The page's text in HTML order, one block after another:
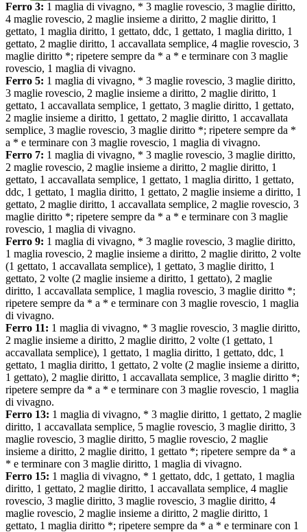
Ferro 3: 1 maglia di vivagno, * 3 maglie rovescio, 3 maglie diritto,
4 maglie rovescio, 2 maglie insieme a diritto, 2 maglie diritto, 1
gettato, 1 maglia diritto, 1 gettato, ddc, 1 gettato, 1 maglia diritto, 1
gettato, 2 maglie diritto, 1 accavallata semplice, 4 maglie rovescio, 3
maglie diritto *; ripetere sempre da * a * e terminare con 3 maglie
rovescio, 1 maglia di vivagno.
Ferro 5: 1 maglia di vivagno, * 3 maglie rovescio, 3 maglie diritto,
3 maglie rovescio, 2 maglie insieme a diritto, 2 maglie diritto, 1
gettato, 1 accavallata semplice, 1 gettato, 3 maglie diritto, 1 gettato,
2 maglie insieme a diritto, 1 gettato, 2 maglie diritto, 1 accavallata
semplice, 3 maglie rovescio, 3 maglie diritto *; ripetere sempre da *
a * e terminare con 3 maglie rovescio, 1 maglia di vivagno.
Ferro 7: 1 maglia di vivagno, * 3 maglie rovescio, 3 maglie diritto,
2 maglie rovescio, 2 maglie insieme a diritto, 2 maglie diritto, 1
gettato, 1 accavallata semplice, 1 gettato, 1 maglia diritto, 1 gettato,
ddc, 1 gettato, 1 maglia diritto, 1 gettato, 2 maglie insieme a diritto, 1
gettato, 2 maglie diritto, 1 accavallata semplice, 2 maglie rovescio, 3
maglie diritto *; ripetere sempre da * a * e terminare con 3 maglie
rovescio, 1 maglia di vivagno.
Ferro 9: 1 maglia di vivagno, * 3 maglie rovescio, 3 maglie diritto,
1 maglia rovescio, 2 maglie insieme a diritto, 2 maglie diritto, 2 volte
(1 gettato, 1 accavallata semplice), 1 gettato, 3 maglie diritto, 1
gettato, 2 volte (2 maglie insieme a diritto, 1 gettato), 2 maglie
diritto, 1 accavallata semplice, 1 maglia rovescio, 3 maglie diritto *;
ripetere sempre da * a * e terminare con 3 maglie rovescio, 1 maglia
di vivagno.
Ferro 11: 1 maglia di vivagno, * 3 maglie rovescio, 3 maglie diritto,
2 maglie insieme a diritto, 2 maglie diritto, 2 volte (1 gettato, 1
accavallata semplice), 1 gettato, 1 maglia diritto, 1 gettato, ddc, 1
gettato, 1 maglia diritto, 1 gettato, 2 volte (2 maglie insieme a diritto,
1 gettato), 2 maglie diritto, 1 accavallata semplice, 3 maglie diritto *;
ripetere sempre da * a * e terminare con 3 maglie rovescio, 1 maglia
di vivagno.
Ferro 13: 1 maglia di vivagno, * 3 maglie diritto, 1 gettato, 2 maglie
diritto, 1 accavallata semplice, 5 maglie rovescio, 3 maglie diritto, 3
maglie rovescio, 3 maglie diritto, 5 maglie rovescio, 2 maglie
insieme a diritto, 2 maglie diritto, 1 gettato *; ripetere sempre da * a
* e terminare con 3 maglie diritto, 1 maglia di vivagno.
Ferro 15: 1 maglia di vivagno, * 1 gettato, ddc, 1 gettato, 1 maglia
diritto, 1 gettato, 2 maglie diritto, 1 accavallata semplice, 4 maglie
rovescio, 3 maglie diritto, 3 maglie rovescio, 3 maglie diritto, 4
maglie rovescio, 2 maglie insieme a diritto, 2 maglie diritto, 1
gettato, 1 maglia diritto *; ripetere sempre da * a * e terminare con 1